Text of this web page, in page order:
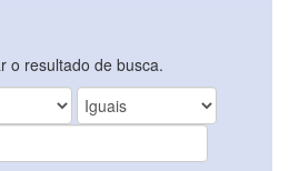
o resultado de busca.